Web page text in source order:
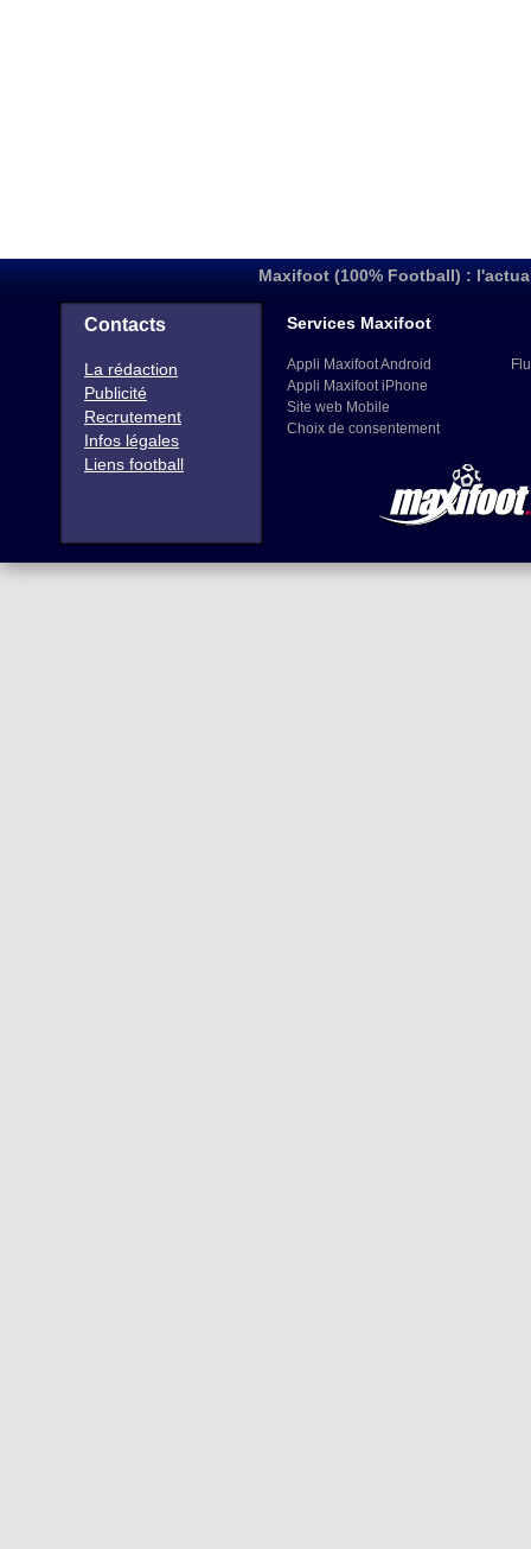
Maxifoot (100% Football) :
Contacts
La rédaction
Publicité
Recrutement
Infos légales
Liens football
Services Maxifoot
Appli Maxifoot Android
Appli Maxifoot iPhone
Site web Mobile
Choix de consentement